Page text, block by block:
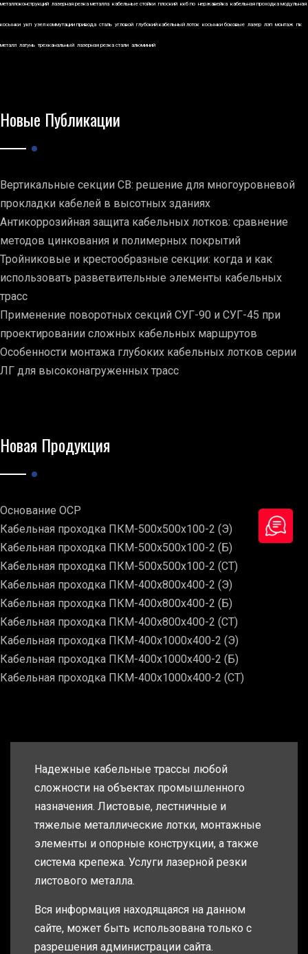
металлоконструкций лазерная резка металла кабельные стойки плоский ккб по нержавейка кабельная проходка модульная
косынки укп узел коммутации привода сталь угловой глубокий кабельный лоток косынки боковые лазер лэп монтаж пк
металл латунь трехканальный лазерная резка стали алюминий
Новые Публикации
Вертикальные секции СВ: решение для многоуровневой
прокладки кабелей в высотных зданиях
Антикоррозийная защита кабельных лотков: сравнение
методов цинкования и полимерных покрытий
Тройниковые и крестообразные секции: когда и как
использовать разветвительные элементы кабельных
трасс
Применение поворотных секций СУГ-90 и СУГ-45 при
проектировании сложных кабельных маршрутов
Особенности монтажа глубоких кабельных лотков серии
ЛГ для высоконагруженных трасс
Новая Продукция
Основание ОСР
Кабельная проходка ПКМ-500х500х100-2 (Э)
Кабельная проходка ПКМ-500х500х100-2 (Б)
Кабельная проходка ПКМ-500х500х100-2 (СТ)
Кабельная проходка ПКМ-400х800х400-2 (Э)
Кабельная проходка ПКМ-400х800х400-2 (Б)
Кабельная проходка ПКМ-400х800х400-2 (СТ)
Кабельная проходка ПКМ-400х1000х400-2 (Э)
Кабельная проходка ПКМ-400х1000х400-2 (Б)
Кабельная проходка ПКМ-400х1000х400-2 (СТ)
Надежные кабельные трассы любой
сложности на объектах промышленного
назначения. Листовые, лестничные и
тяжелые металлические лотки, монтажные
элементы и опорные конструкции, а также
система крепежа. Услуги лазерной резки
листового металла.
Вся информация находящаяся на данном
сайте, может быть использована только с
разрешения администрации сайта.